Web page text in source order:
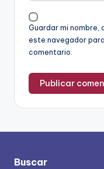
Guardar mi
este navegador
comentario.
Buscar